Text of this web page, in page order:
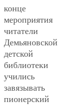
конце
мероприятия
читатели
Демьяновской
детской
библиотеки
учились
завязывать
пионерский